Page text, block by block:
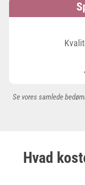
Se vores samlede
Hvad